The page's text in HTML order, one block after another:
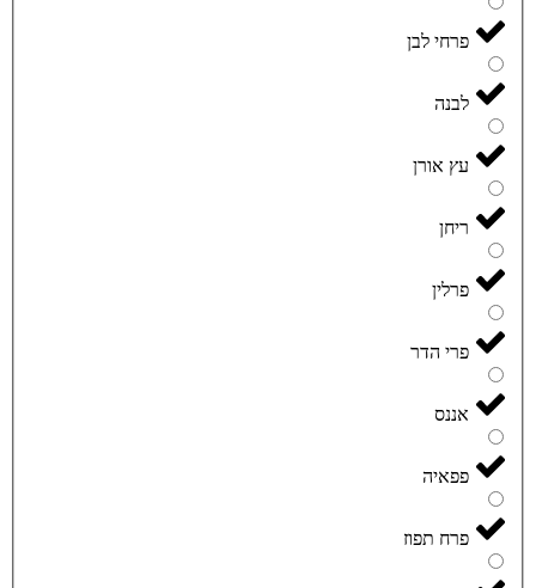
פרחי לבן
לבנה
עץ אורן
ריחן
פרלין
פרי הדר
אננס
פפאיה
פרח תפוז